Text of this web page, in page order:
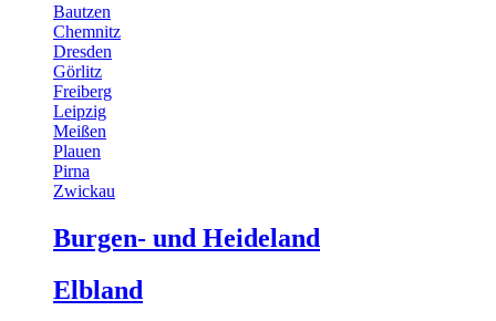
Bautzen
Chemnitz
Dresden
Görlitz
Freiberg
Leipzig
Meißen
Plauen
Pirna
Zwickau
Burgen- und Heideland
Elbland